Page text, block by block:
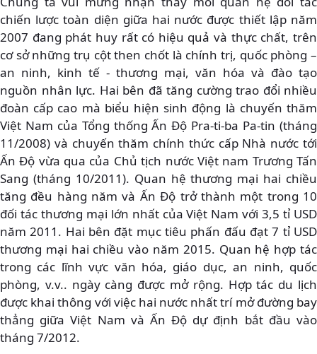
chiến lược toàn diện giữa hai nước được thiết lập năm
2007 đang phát huy rất có hiệu quả và thực chất, trên
cơ sở những trụ cột then chốt là chính trị, quốc phòng –
an ninh, kinh tế - thương mại, văn hóa và đào tạo
nguồn nhân lực. Hai bên đã tăng cường trao đổi nhiều
đoàn cấp cao mà biểu hiện sinh động là chuyến thăm
Việt Nam của Tổng thống Ấn Độ Pra-ti-ba Pa-tin (tháng
11/2008) và chuyến thăm chính thức cấp Nhà nước tới
Ấn Độ vừa qua của Chủ tịch nước Việt nam Trương Tấn
Sang (tháng 10/2011). Quan hệ thương mại hai chiều
tăng đều hàng năm và Ấn Độ trở thành một trong 10
đối tác thương mại lớn nhất của Việt Nam với 3,5 tỉ USD
năm 2011. Hai bên đặt mục tiêu phấn đấu đạt 7 tỉ USD
thương mại hai chiều vào năm 2015. Quan hệ hợp tác
trong các lĩnh vực văn hóa, giáo dục, an ninh, quốc
phòng, v.v.. ngày càng được mở rộng. Hợp tác du lịch
được khai thông với việc hai nước nhất trí mở đường bay
thẳng giữa Việt Nam và Ấn Độ dự định bắt đầu vào
tháng 7/2012.